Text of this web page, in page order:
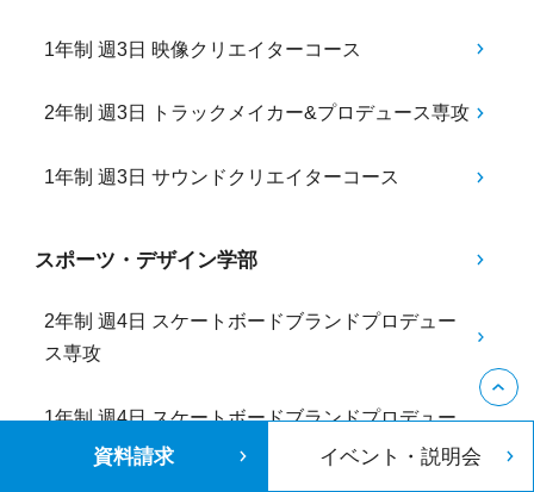
1年制 週3日 映像クリエイターコース
2年制 週3日 トラックメイカー&プロデュース専攻
1年制 週3日 サウンドクリエイターコース
スポーツ・デザイン学部
2年制 週4日 スケートボードブランドプロデュー
ス専攻
1年制 週4日 スケートボードブランドプロデュー
スコース資料請求 イベント・説明会